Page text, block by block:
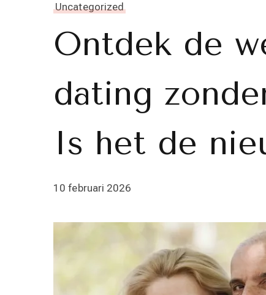
Uncategorized
Ontdek de
dating
Is het de
10 februari 2026